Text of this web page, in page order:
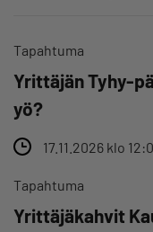
Tapahtuma
Yrittäjän Tyhy-
yö?
17.11.2026 klo
Tapahtuma
Yrittäjäkahvit